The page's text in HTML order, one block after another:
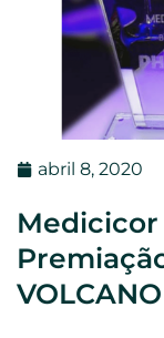
abril 8, 2020
VOLCANO